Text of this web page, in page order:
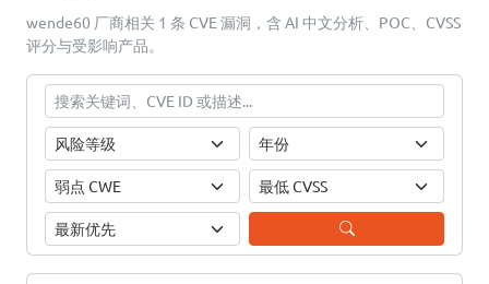
wende60 厂商相关 1 条 CVE 漏洞，含 AI 中文分析、POC、CVSS
评分与受影响产品。